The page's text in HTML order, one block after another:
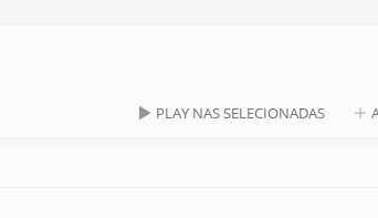
PLAY NAS SELECIONADAS